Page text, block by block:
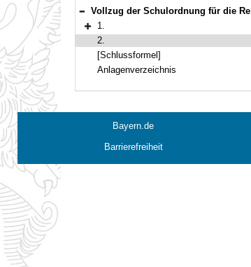
Bereich reduzieren
Vollzug der Schulordnung für die Realschulen in Bayern;hier: Zeugnismuster für die Realschulen
Bereich erweitern
1.
2.
[Schlussformel]
Anlagenverzeichnis
Bayern.de
Barrierefreiheit